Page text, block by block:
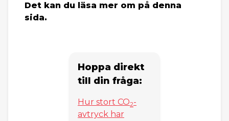
Det kan du läsa mer om på denna
sida.
Hoppa direkt
till din fråga:
Hur stort CO2-
avtryck har